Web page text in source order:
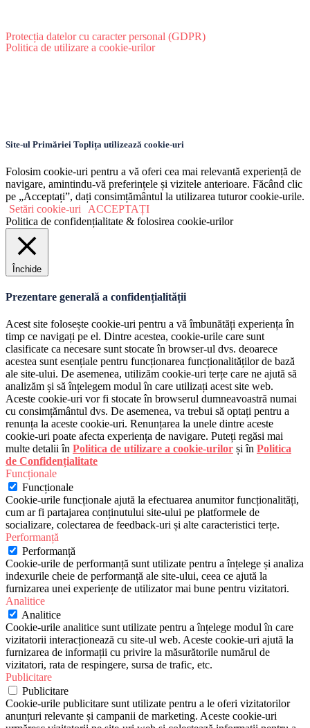
Protecția datelor cu caracter personal (GDPR)
Politica de utilizare a cookie-urilor
Site-ul Primăriei Toplița utilizează cookie-uri
Folosim cookie-uri pentru a vă oferi cea mai relevantă experiență de
navigare, amintindu-vă preferințele și vizitele anterioare. Făcând clic
pe „Acceptați”, dați consimțământul la utilizarea tuturor cookie-urile.
Setări cookie-uri
ACCEPTAȚI
Politica de confidențialitate & folosirea cookie-urilor
Închide
Prezentare generală a confidențialității
Acest site folosește cookie-uri pentru a vă îmbunătăți experiența în
timp ce navigați pe el. Dintre acestea, cookie-urile care sunt
clasificate ca necesare sunt stocate în browser-ul dvs. deoarece
acestea sunt esențiale pentru funcționarea funcționalităților de bază
ale site-ului. De asemenea, utilizăm cookie-uri terțe care ne ajută să
analizăm și să înțelegem modul în care utilizați acest site web.
Aceste cookie-uri vor fi stocate în browserul dumneavoastră numai
cu consimțământul dvs. De asemenea, va trebui să optați pentru a
renunța la aceste cookie-uri. Renunțarea la unele dintre aceste
cookie-uri poate afecta experiența de navigare. Puteți regăsi mai
multe detalii în Politica de utilizare a cookie-urilor și în Politica
de Confidențialitate
Funcționale
Funcționale
Cookie-urile funcționale ajută la efectuarea anumitor funcționalități,
cum ar fi partajarea conținutului site-ului pe platformele de
socializare, colectarea de feedback-uri și alte caracteristici terțe.
Performanță
Performanță
Cookie-urile de performanță sunt utilizate pentru a înțelege și analiza
indexurile cheie de performanță ale site-ului, ceea ce ajută la
furnizarea unei experiențe de utilizator mai bune pentru vizitatori.
Analitice
Analitice
Cookie-urile analitice sunt utilizate pentru a înțelege modul în care
vizitatorii interacționează cu site-ul web. Aceste cookie-uri ajută la
furnizarea de informații cu privire la măsurătorile numărul de
vizitatori, rata de respingere, sursa de trafic, etc.
Publicitare
Publicitare
Cookie-urile publicitare sunt utilizate pentru a le oferi vizitatorilor
anunțuri relevante și campanii de marketing. Aceste cookie-uri